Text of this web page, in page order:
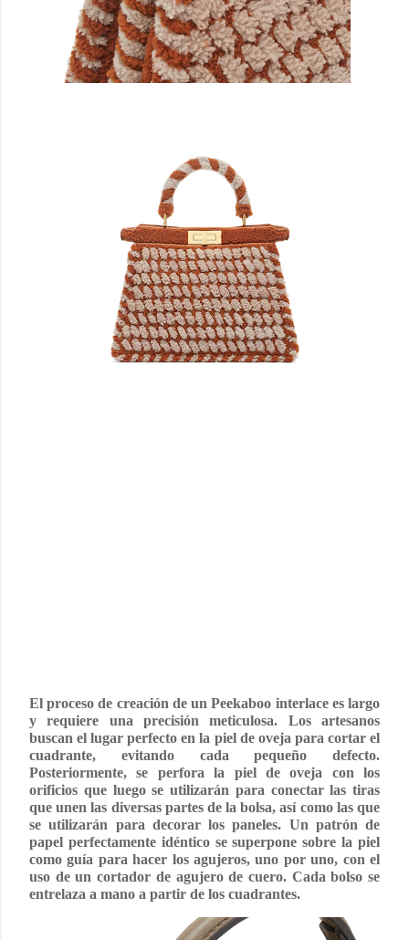
El proceso de creación de un Peekaboo interlace es largo
y requiere una precisión meticulosa. Los artesanos
buscan el lugar perfecto en la piel de oveja para cortar el
cuadrante, evitando cada pequeño defecto.
Posteriormente, se perfora la piel de oveja con los
orificios que luego se utilizarán para conectar las tiras
que unen las diversas partes de la bolsa, así como las que
se utilizarán para decorar los paneles. Un patrón de
papel perfectamente idéntico se superpone sobre la piel
como guía para hacer los agujeros, uno por uno, con el
uso de un cortador de agujero de cuero. Cada bolso se
entrelaza a mano a partir de los cuadrantes.